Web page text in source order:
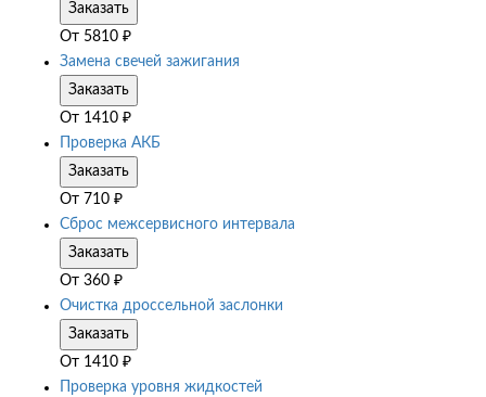
Заказать
От 5810 ₽
Замена свечей зажигания
Заказать
От 1410 ₽
Проверка АКБ
Заказать
От 710 ₽
Сброс межсервисного интервала
Заказать
От 360 ₽
Очистка дроссельной заслонки
Заказать
От 1410 ₽
Проверка уровня жидкостей